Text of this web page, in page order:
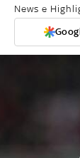
News e